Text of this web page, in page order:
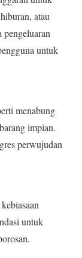
atau
untuk
menabung
impian.
perwujudan
untuk